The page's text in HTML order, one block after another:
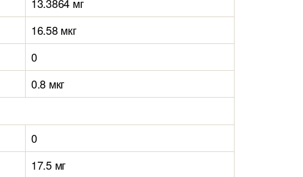
16.58 мкг
0
0.8 мкг
0
17.5 мг